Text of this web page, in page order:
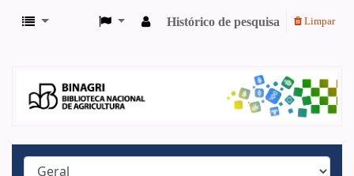
Histórico de pesquisa Limpar